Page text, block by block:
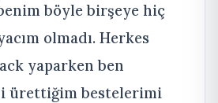
böyle birşeye hiç
olmadı. Herkes
yaparken ben
ürettiğim bestelerimi